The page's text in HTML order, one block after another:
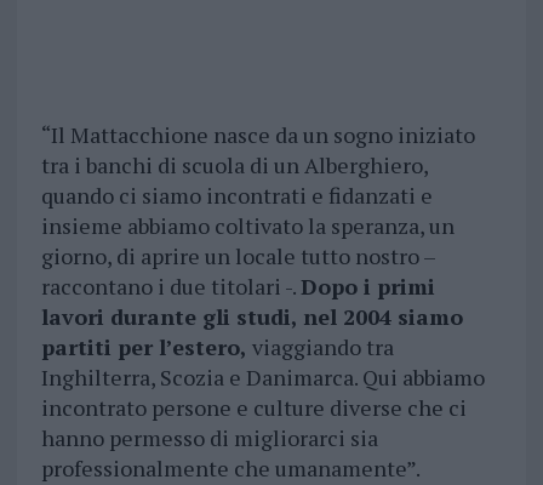
“Il Mattacchione nasce da un sogno iniziato
tra i banchi di scuola di un Alberghiero,
quando ci siamo incontrati e fidanzati e
insieme abbiamo coltivato la speranza, un
giorno, di aprire un locale tutto nostro –
raccontano i due titolari -.Dopo i primi
lavori durante gli studi, nel 2004 siamo
partiti per l’estero, viaggiando tra
Inghilterra, Scozia e Danimarca. Qui abbiamo
incontrato persone e culture diverse che ci
hanno permesso di migliorarci sia
professionalmente che umanamente”.